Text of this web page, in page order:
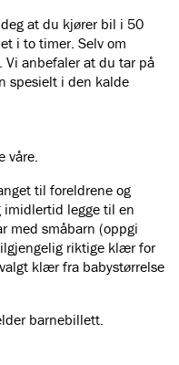
at du kjører bil i 50
i to timer. Selv om
anbefaler at du tar på
spesielt i den kalde
våre.
til foreldrene og
imidlertid legge til en
med småbarn (oppgi
riktige klær for
klær fra babystørrelse
barnebillett.